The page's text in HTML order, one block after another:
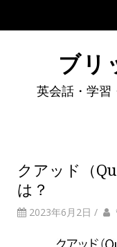
ブリ
英会話・学習
クアッド（
は？
2023年6月2日 /